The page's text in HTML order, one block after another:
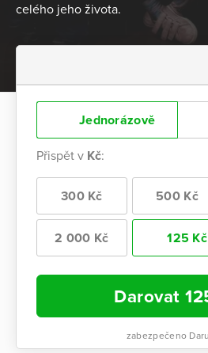
celého jeho života.
Jednorázově
Přispět v Kč:
300 Kč 500 Kč
2 000 Kč 125 Kč
Darovat
zabezpečeno